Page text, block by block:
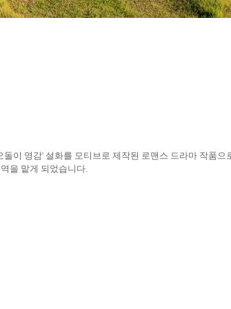
이 영감' 설화를 모티브로 제작된 로맨스 드라마 작품으
을 맡게 되었습니다.